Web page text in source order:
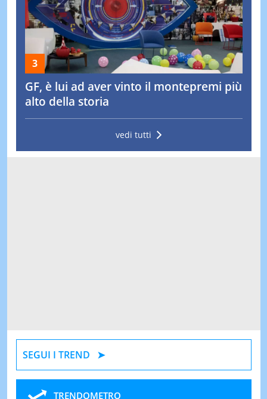
GF, è lui ad aver vinto il montepremi più
alto della storia
vedi tutti
SEGUI I TREND
TRENDOMETRO